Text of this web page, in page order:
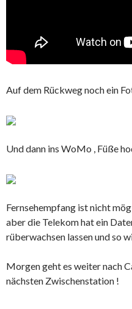
Auf dem Rückweg noch ein
Und dann ins WoMo , Füße
Fernsehempfang ist nicht
aber die Telekom hat ein
rüberwachsen lassen und so
Morgen geht es weiter nach
nächsten Zwischenstation !